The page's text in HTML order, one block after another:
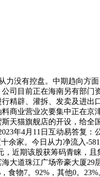
有控盘。中期趋向方
司目前正在海南另有部
精辟、灌拆、发卖及进
业营业次要集中正在
猫旗舰店的开设，给
年4月11日互动易答复
家。今日从力净流入-
近期该股获筹码青睐，
道珠江广场帝豪大厦29
物7。92%，其他0。